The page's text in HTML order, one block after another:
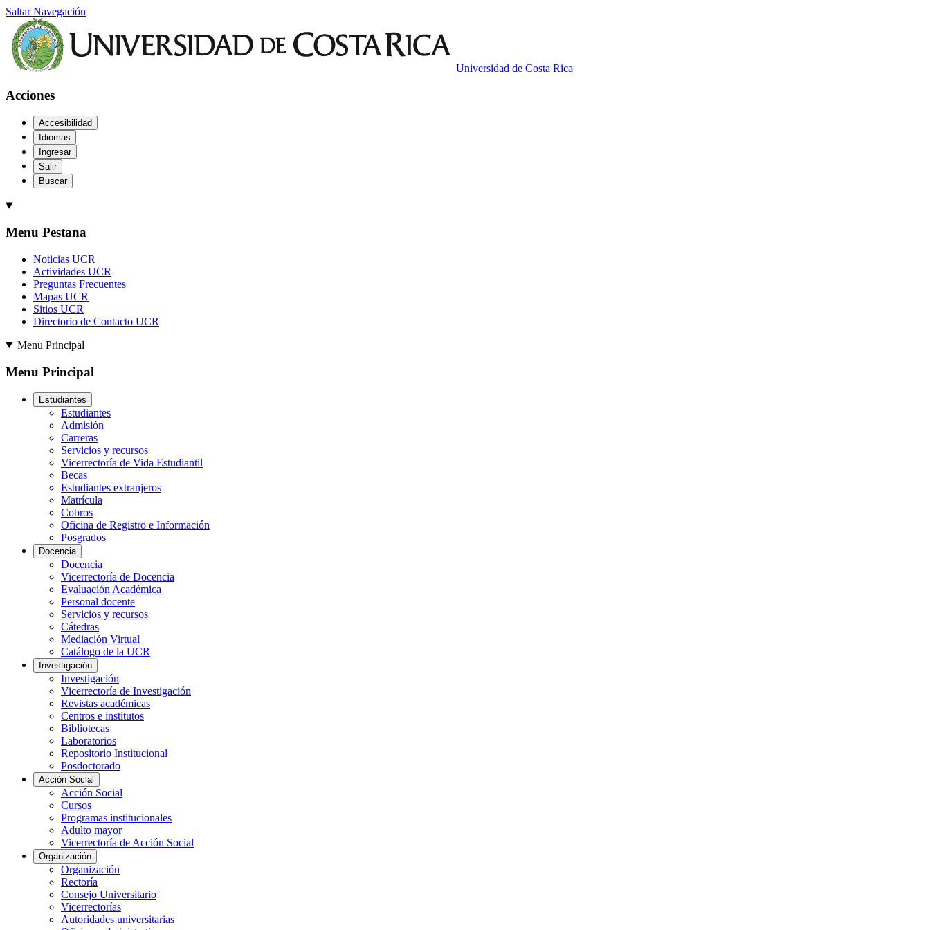
Saltar Navegación
Universidad de Costa Rica
Acciones
Accesibilidad
Idiomas
Ingresar
Salir
Buscar
Menu Pestana
Noticias UCR
Actividades UCR
Preguntas Frecuentes
Mapas UCR
Sitios UCR
Directorio de Contacto UCR
Menu Principal
Menu Principal
Estudiantes
Estudiantes
Admisión
Carreras
Servicios y recursos
Vicerrectoría de Vida Estudiantil
Becas
Estudiantes extranjeros
Matrícula
Cobros
Oficina de Registro e Información
Posgrados
Docencia
Docencia
Vicerrectoría de Docencia
Evaluación Académica
Personal docente
Servicios y recursos
Cátedras
Mediación Virtual
Catálogo de la UCR
Investigación
Investigación
Vicerrectoría de Investigación
Revistas académicas
Centros e institutos
Bibliotecas
Laboratorios
Repositorio Institucional
Posdoctorado
Acción Social
Acción Social
Cursos
Programas institucionales
Adulto mayor
Vicerrectoría de Acción Social
Organización
Organización
Rectoría
Consejo Universitario
Vicerrectorías
Autoridades universitarias